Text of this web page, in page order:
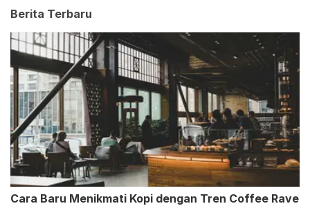
Berita Terbaru
Cara Baru Menikmati Kopi dengan Tren Coffee Rave